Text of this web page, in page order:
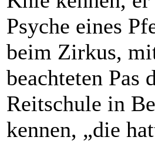
Psyche eines
beim Zirkus,
beachteten Pas
Reitschule in
kennen, „die